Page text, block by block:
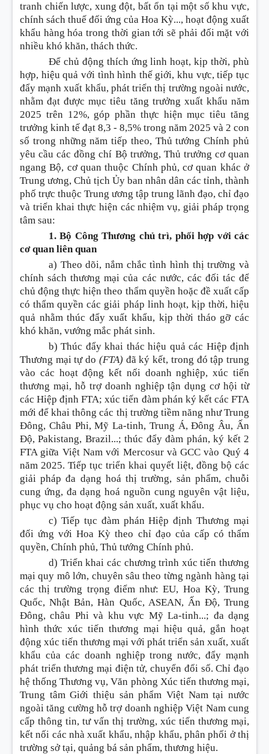
tranh chiến lược, xung đột, bất ổn tại một số khu vực,
chính sách thuế đối ứng của Hoa Kỳ..., hoạt động xuất
khẩu hàng hóa trong thời gian tới sẽ phải đối mặt với
nhiều khó khăn, thách thức.
Để chủ động thích ứng linh hoạt, kịp thời, phù
hợp, hiệu quả với tình hình thế giới, khu vực, tiếp tục
đẩy mạnh xuất khẩu, phát triển thị trường ngoài nước,
nhằm đạt được mục tiêu tăng trưởng xuất khẩu năm
2025 trên 12%, góp phần thực hiện mục tiêu tăng
trưởng kinh tế đạt 8,3 - 8,5% trong năm 2025 và 2 con
số trong những năm tiếp theo, Thủ tướng Chính phủ
yêu cầu các đồng chí Bộ trưởng, Thủ trưởng cơ quan
ngang Bộ, cơ quan thuộc Chính phủ, cơ quan khác ở
Trung ương, Chủ tịch Ủy ban nhân dân các tỉnh, thành
phố trực thuộc Trung ương tập trung lãnh đạo, chỉ đạo
và triển khai thực hiện các nhiệm vụ, giải pháp trọng
tâm sau:
1. Bộ Công Thương chủ trì, phối hợp với các
cơ quan liên quan
a) Theo dõi, nắm chắc tình hình thị trường và
chính sách thương mại của các nước, các đối tác để
chủ động thực hiện theo thẩm quyền hoặc đề xuất cấp
có thẩm quyền các giải pháp linh hoạt, kịp thời, hiệu
quả nhằm thúc đẩy xuất khẩu, kịp thời tháo gỡ các
khó khăn, vướng mắc phát sinh.
b) Thúc đẩy khai thác hiệu quả các Hiệp định
Thương mại tự do (FTA)đã ký kết, trong đó tập trung
vào các hoạt động kết nối doanh nghiệp, xúc tiến
thương mại, hỗ trợ doanh nghiệp tận dụng cơ hội từ
các Hiệp định FTA; xúc tiến đàm phán ký kết các FTA
mới để khai thông các thị trường tiềm năng như Trung
Đông, Châu Phi, Mỹ La-tinh, Trung Á, Đông Âu, Ấn
Độ, Pakistang, Brazil...; thúc đẩy đàm phán, ký kết 2
FTA giữa Việt Nam với Mercosur và GCC vào Quý 4
năm 2025. Tiếp tục triển khai quyết liệt, đồng bộ các
giải pháp đa dạng hoá thị trường, sản phẩm, chuỗi
cung ứng, đa dạng hoá nguồn cung nguyên vật liệu,
phục vụ cho hoạt động sản xuất, xuất khẩu.
c) Tiếp tục đàm phán Hiệp định Thương mại
đối ứng với Hoa Kỳ theo chỉ đạo của cấp có thẩm
quyền, Chính phủ, Thủ tướng Chính phủ.
d) Triển khai các chương trình xúc tiến thương
mại quy mô lớn, chuyên sâu theo từng ngành hàng tại
các thị trường trọng điểm như: EU, Hoa Kỳ, Trung
Quốc, Nhật Bản, Hàn Quốc, ASEAN, Ấn Độ, Trung
Đông, châu Phi và khu vực Mỹ La-tinh...; đa dạng
hình thức xúc tiến thương mại hiệu quả, gắn hoạt
động xúc tiến thương mại với phát triển sản xuất, xuất
khẩu của các doanh nghiệp trong nước, đẩy mạnh
phát triển thương mại điện tử, chuyển đổi số. Chỉ đạo
hệ thống Thương vụ, Văn phòng Xúc tiến thương mại,
Trung tâm Giới thiệu sản phẩm Việt Nam tại nước
ngoài tăng cường hỗ trợ doanh nghiệp Việt Nam cung
cấp thông tin, tư vấn thị trường, xúc tiến thương mại,
kết nối các nhà xuất khẩu, nhập khẩu, phân phối ở thị
trường sở tại, quảng bá sản phẩm, thương hiệu.